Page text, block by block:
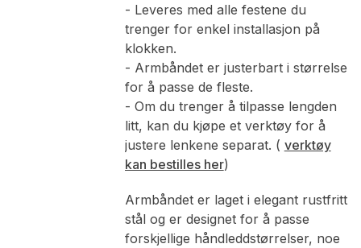
- Leveres med alle festene du
trenger for enkel installasjon på
klokken.
- Armbåndet er justerbart i størrelse
for å passe de fleste.
- Om du trenger å tilpasse lengden
litt, kan du kjøpe et verktøy for å
justere lenkene separat. ( verktøy
kan bestilles her)
Armbåndet er laget i elegant rustfritt
stål og er designet for å passe
forskjellige håndleddstørrelser, noe